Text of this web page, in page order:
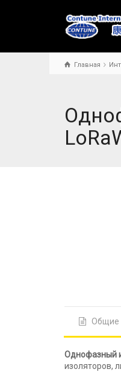
Главная
Общие
Однофазный
изоляторов,